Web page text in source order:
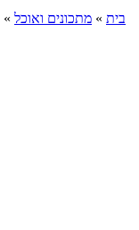
בית » מתכונים ואוכל »